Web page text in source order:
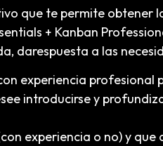
que te permite obtener
+ Kanban
darespuesta a las
experiencia profesional
introducirse y
experiencia o no) y